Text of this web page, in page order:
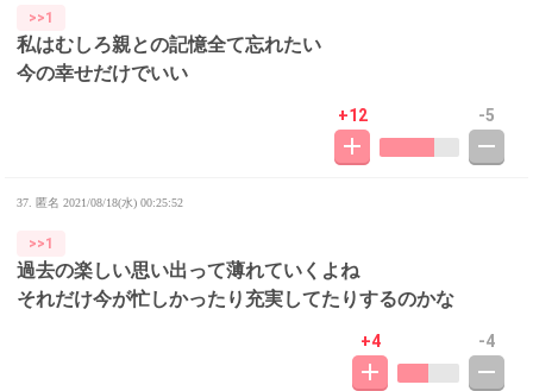
>>1
私はむしろ親との記憶全て忘れたい
今の幸せだけでいい
+12 -5
37. 匿名 2021/08/18(水) 00:25:52
>>1
過去の楽しい思い出って薄れていくよね
それだけ今が忙しかったり充実してたりするのかな
+4 -4